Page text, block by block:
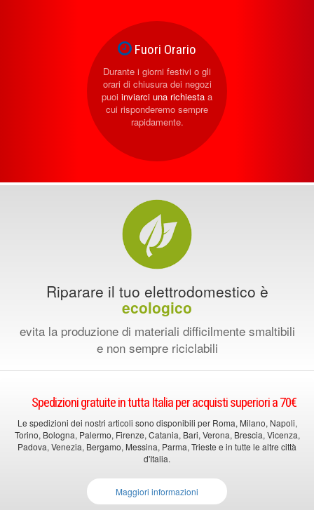
Fuori Orario
Durante i giorni festivi o gli
orari di chiusura dei negozi
puoi inviarci una richiesta a
cui risponderemo sempre
rapidamente.
Riparare il tuo elettrodomestico è
ecologico
evita la produzione di materiali difficilmente smaltibili
e non sempre riciclabili
Spedizioni gratuite in tutta Italia per acquisti superiori a 70€
Le spedizioni dei nostri articoli sono disponibili per Roma, Milano, Napoli,
Torino, Bologna, Palermo, Firenze, Catania, Bari, Verona, Brescia, Vicenza,
Padova, Venezia, Bergamo, Messina, Parma, Trieste e in tutte le altre città
d'Italia.
Maggiori informazioni